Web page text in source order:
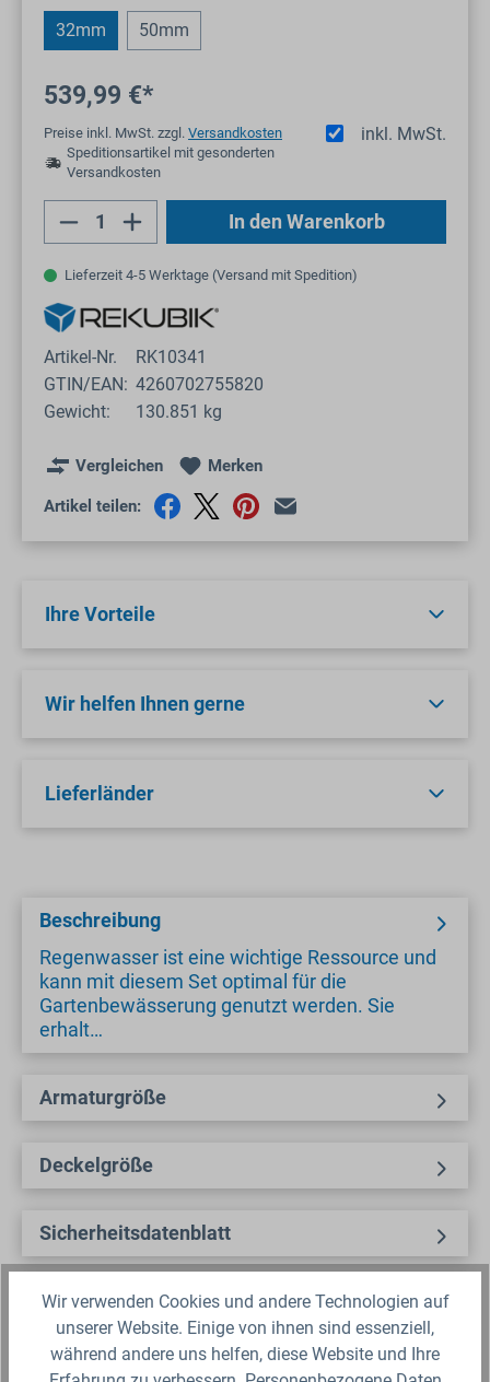
32mm 50mm
539,99 €*
inkl. MwSt.
Preise inkl. MwSt. zzgl. Versandkosten
Speditionsartikel mit gesonderten
Versandkosten
Produkt Anzahl: Gib den gewünschten
In den Warenkorb
Lieferzeit 4-5 Werktage (Versand mit Spedition)
Artikel-Nr.
RK10341
GTIN/EAN: 4260702755820
Gewicht:
130.851 kg
Vergleichen Merken
Artikel teilen:
Ihre Vorteile
Wir helfen Ihnen gerne
Lieferländer
Beschreibung
Regenwasser ist eine wichtige Ressource und
kann mit diesem Set optimal für die
Gartenbewässerung genutzt werden. Sie
erhalt…
Armaturgröße
Deckelgröße
Sicherheitsdatenblatt
Fragen zum Artikel?
Produktbewertungen
Wir verwenden Cookies und andere Technologien auf
unserer Website. Einige von ihnen sind essenziell,
während andere uns helfen, diese Website und Ihre